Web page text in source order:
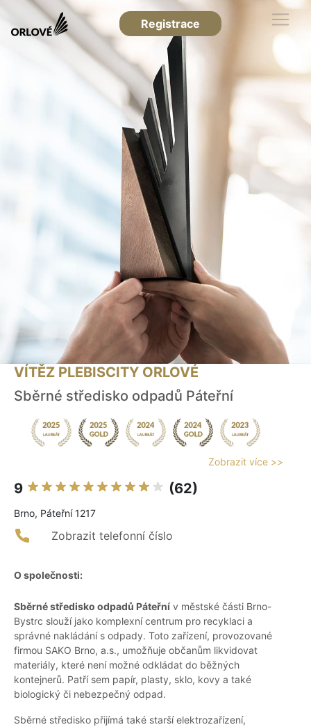
Registrace
VÍTĚZ PLEBISCITY ORLOVÉ
Sběrné středisko odpadů Páteřní
Zobrazit více >>
9 (62)
Brno, Páteřní 1217
Zobrazit telefonní číslo
O společnosti:
Sběrné středisko odpadů Páteřní v městské části Brno-
Bystrc slouží jako komplexní centrum pro recyklaci a
správné nakládání s odpady. Toto zařízení, provozované
firmou SAKO Brno, a.s., umožňuje občanům likvidovat
materiály, které není možné odkládat do běžných
kontejnerů. Patří sem papír, plasty, sklo, kovy a také
biologický či nebezpečný odpad.
Sběrné středisko přijímá také starší elektrozařízení,